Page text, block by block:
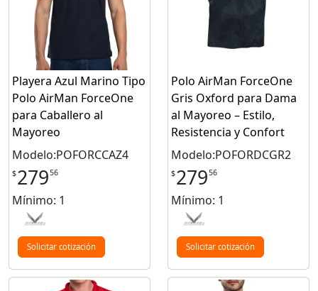
Playera Azul Marino Tipo
Polo AirMan ForceOne
para Caballero al
Mayoreo
Modelo:POFORCCAZ4
$27956
Mínimo: 1
Solicitar cotización
Polo AirMan ForceOne
Gris Oxford para Dama
al Mayoreo – Estilo,
Resistencia y Confort
Modelo:POFORDCGR2
$27956
Mínimo: 1
Solicitar cotización